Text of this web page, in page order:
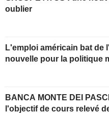
oublier
L'emploi américain bat de
nouvelle pour la politique
BANCA MONTE DEI
l'objectif de cours relevé